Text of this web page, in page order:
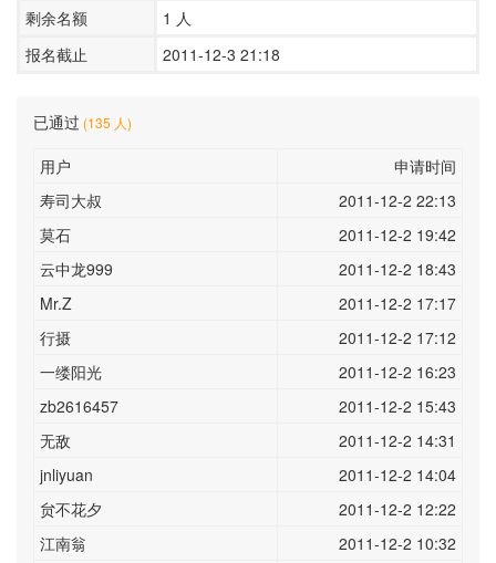
剩余名额
1 人
报名截止
2011-12-3 21:18
已通过 (135 人)
用户
申请时间
寿司大叔
2011-12-2 22:13
莫石
2011-12-2 19:42
云中龙999
2011-12-2 18:43
Mr.Z
2011-12-2 17:17
行摄
2011-12-2 17:12
一缕阳光
2011-12-2 16:23
zb2616457
2011-12-2 15:43
无敌
2011-12-2 14:31
jnliyuan
2011-12-2 14:04
贠不花夕
2011-12-2 12:22
江南翁
2011-12-2 10:32